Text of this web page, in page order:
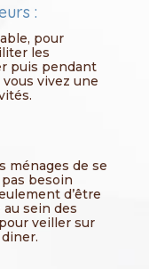
:
pour
les
puis pendant
vivez une
ménages de se
besoin
d’être
sein des
veiller sur